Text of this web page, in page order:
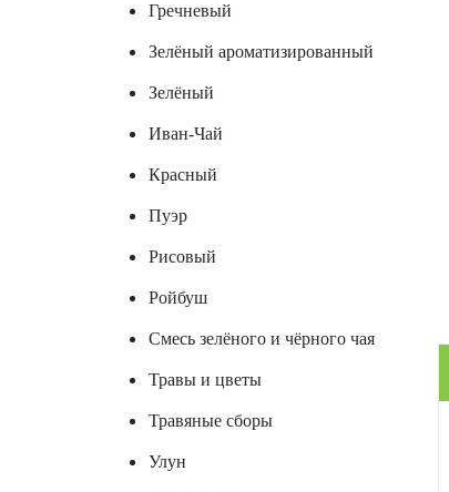
Гречневый
Зелёный ароматизированный
Зелёный
Иван-Чай
Красный
Пуэр
Рисовый
Ройбуш
Смесь зелёного и чёрного чая
Травы и цветы
Травяные сборы
Улун